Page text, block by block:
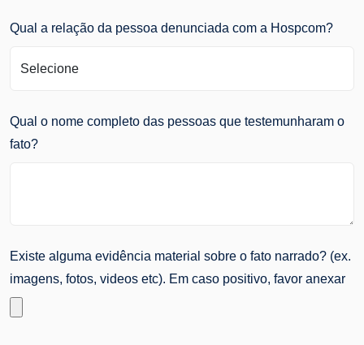
Qual a relação da pessoa denunciada com a Hospcom?
Qual o nome completo das pessoas que testemunharam o
fato?
Existe alguma evidência material sobre o fato narrado? (ex.
imagens, fotos, videos etc). Em caso positivo, favor anexar